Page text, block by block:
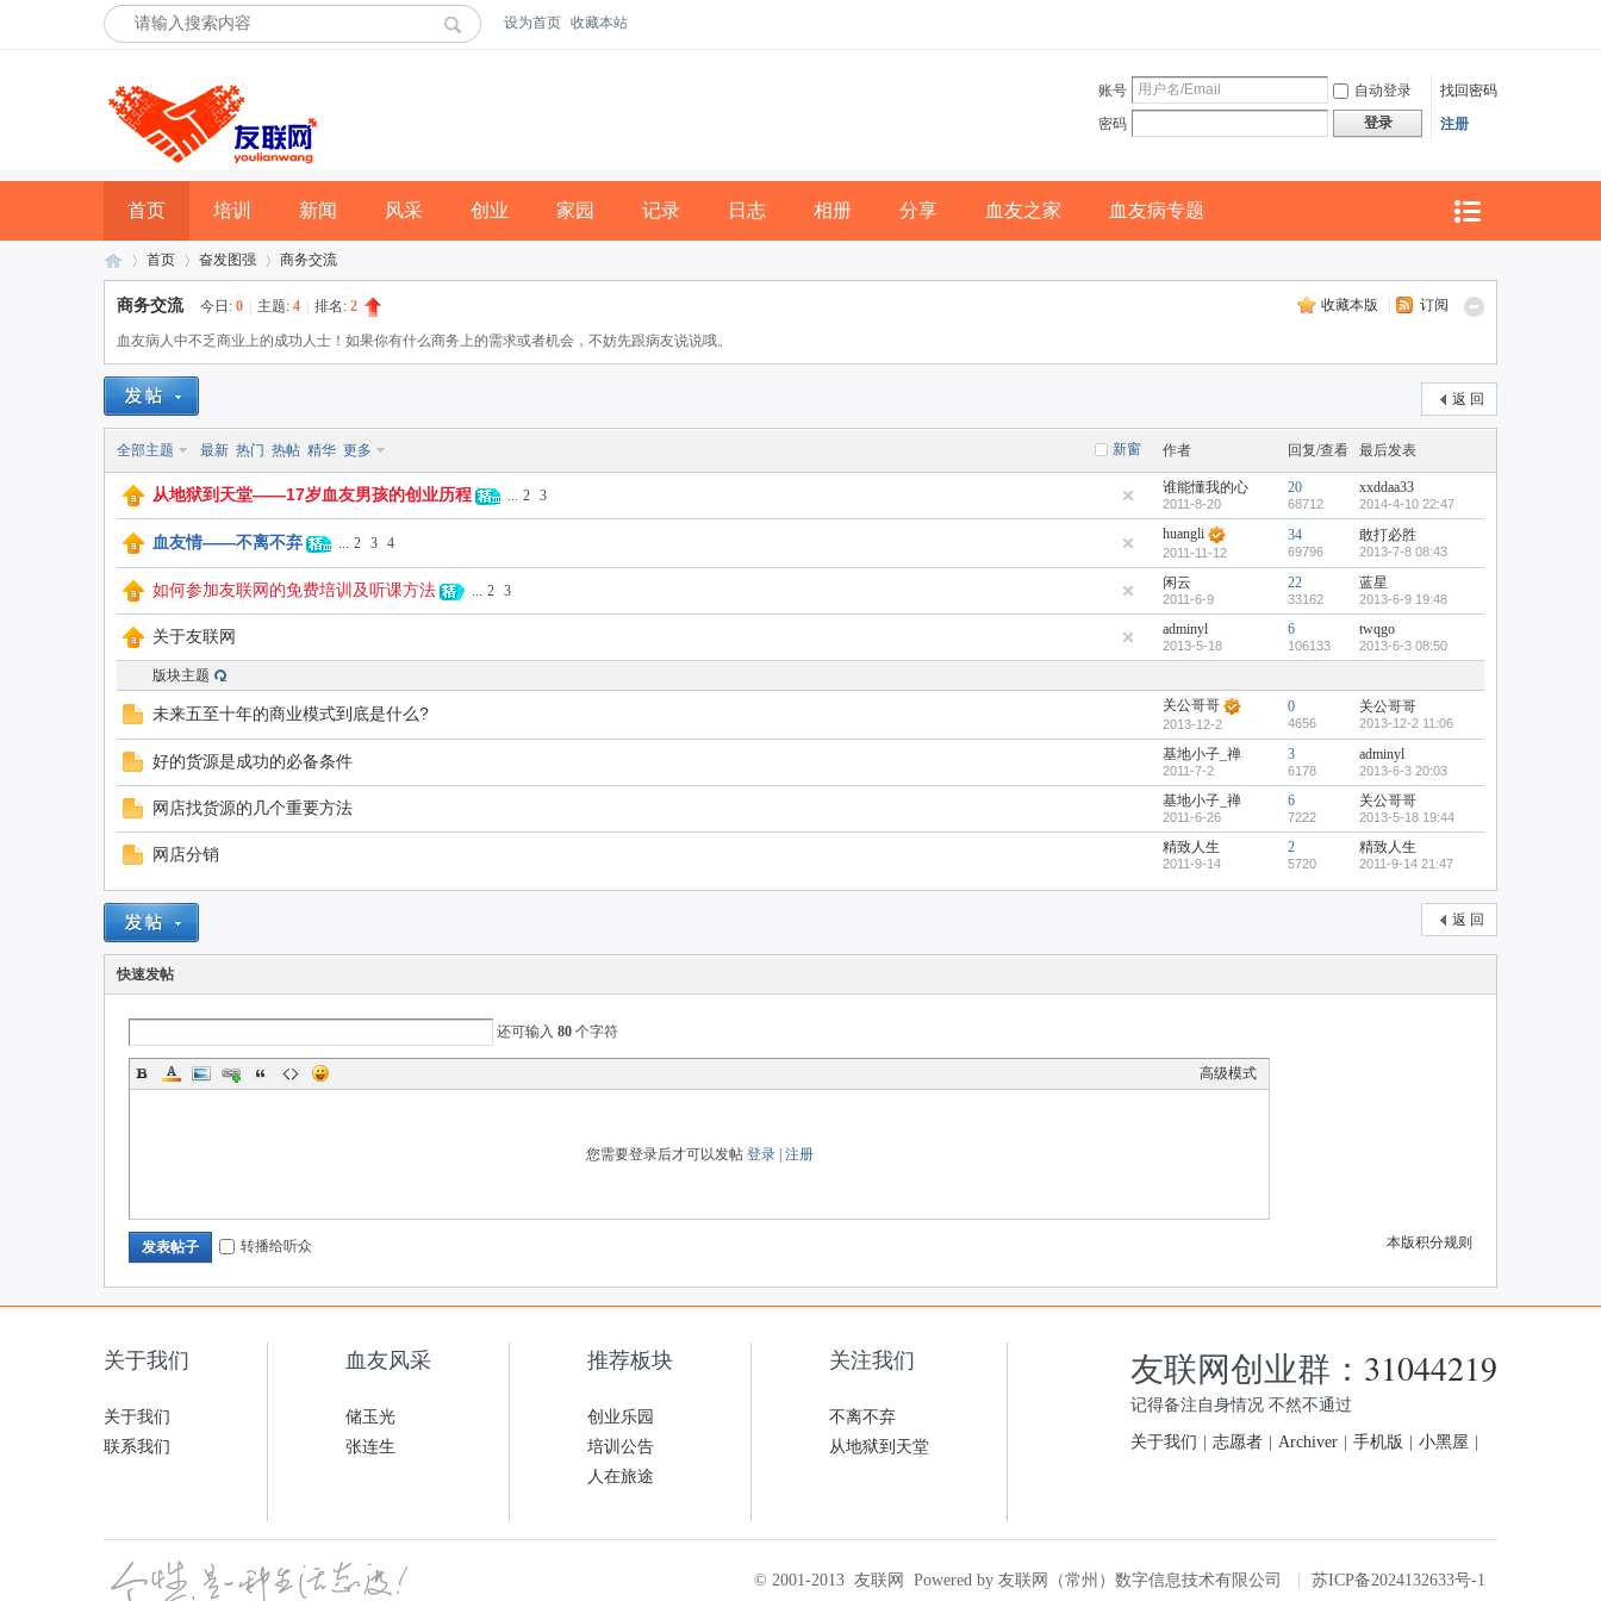
设为首页 收藏本站
账号 自动登录
找回密码
密码
登录 注册
首页 培训 新闻 风采 创业 家园 记录 日志 相册 分享 血友之家 血友病专题
友 »
首页
›
奋发图强
›
商务交流
收藏本版 订阅
商务交流 今日: 0 主题: 4 排名: 2
血友病人中不乏商业上的成功人士！如果你有什么商务上的需求或者机会，不妨先跟病友说说哦。
返 回
新窗
全部主题 最新 热门 热帖 精华 更多 作者 回复/查看 最后发表
从地狱到天堂——17岁血友男孩的创业历程 ... 2 3 谁能懂我的心
2011-8-20
20
68712
xxddaa33
2014-4-10 22:47
血友情——不离不弃 ... 2 3 4
huangli
2011-11-12
34
69796
敢打必胜
2013-7-8 08:43
如何参加友联网的免费培训及听课方法 ... 2 3 闲云
2011-6-9
22
33162
蓝星
2013-6-9 19:48
关于友联网 adminyl
2013-5-18
6
106133
twqgo
2013-6-3 08:50
版块主题
未来五至十年的商业模式到底是什么? 关公哥哥
2013-12-2
0
4656
关公哥哥
2013-12-2 11:06
好的货源是成功的必备条件 基地小子_禅
2011-7-2
3
6178
adminyl
2013-6-3 20:03
网店找货源的几个重要方法 基地小子_禅
2011-6-26
6
7222
关公哥哥
2013-5-18 19:44
网店分销 精致人生
2011-9-14
2
5720
精致人生
2011-9-14 21:47
返 回
快速发帖
还可输入 80 个字符
高级模式
您需要登录后才可以发帖 登录| 注册
本版积分规则
发表帖子 转播给听众
关于我们
关于我们
联系我们
血友风采
储玉光
张连生
推荐板块
创业乐园
培训公告
人在旅途
关注我们
不离不弃
从地狱到天堂
友联网创业群： 31044219
记得备注自身情况 不然不通过
关于我们 志愿者 Archiver 手机版 小黑屋
© 2001-2013 友联网 Powered by 友联网（常州）数字信息技术有限公司 苏ICP备2024132633号-1